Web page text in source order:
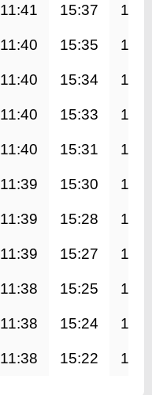
11:41 15:37
11:40 15:35
11:40 15:34
11:40 15:33
11:40 15:31
11:39 15:30
11:39 15:28
11:39 15:27
11:38 15:25
11:38 15:24
11:38 15:22